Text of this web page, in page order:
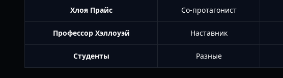
Хлоя Прайс Со-протагонист
Профессор Хэллоуэй Наставник
Студенты Разные